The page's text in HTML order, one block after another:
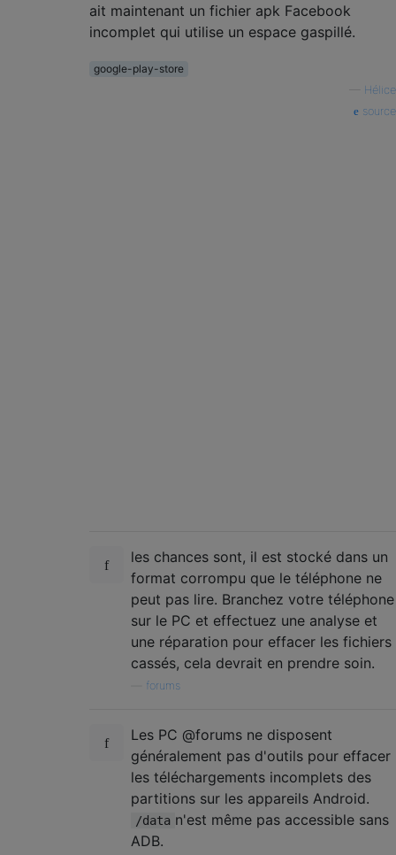
ait maintenant un fichier apk Facebook
incomplet qui utilise un espace gaspillé.
google-play-store
Hélice
source
les chances sont, il est stocké dans un
format corrompu que le téléphone ne
peut pas lire. Branchez votre téléphone
sur le PC et effectuez une analyse et
une réparation pour effacer les fichiers
cassés, cela devrait en prendre soin.
forums
Les PC @forums ne disposent
généralement pas d'outils pour effacer
les téléchargements incomplets des
partitions sur les appareils Android.
/data n'est même pas accessible sans
ADB.